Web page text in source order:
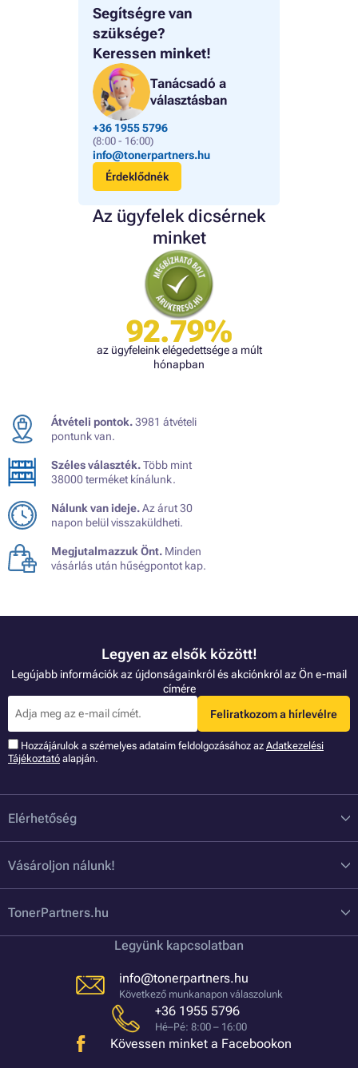
Segítségre van
szüksége?
Keressen minket!
Tanácsadó a
választásban
+36 1955 5796
(8:00 - 16:00)
info@tonerpartners.hu
Érdeklődnék
Az ügyfelek dicsérnek
minket
92.79%
az ügyfeleink elégedettsége a múlt
hónapban
Átvételi pontok.3981 átvételi
pontunk van.
Széles választék.Több mint
38000 terméket kínálunk.
Nálunk van ideje.Az árut 30
napon belül visszaküldheti.
Megjutalmazzuk Önt. Minden
vásárlás után hűségpontot kap.
Legyen az elsők között!
Legújabb információk az újdonságainkról és akciónkról az Ön e-mail
címére
Feliratkozom a hírlevélre
Hozzájárulok a szémelyes adataim feldolgozásához az Adatkezelési
Tájékoztató alapján.
Elérhetőség
Vásároljon nálunk!
TonerPartners.hu
Legyünk kapcsolatban
info@tonerpartners.hu
Következő munkanapon válaszolunk
+36 1955 5796
Hé–Pé: 8:00 – 16:00
Kövessen minket a Facebookon